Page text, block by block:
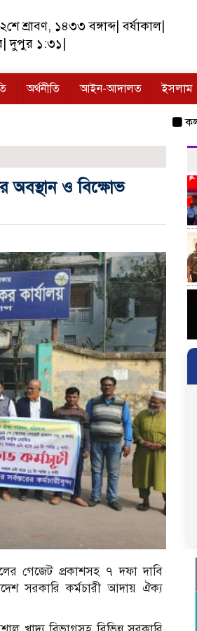
শ্রাবণ, ১৪৩৩ বঙ্গাব্দ| বর্ষাকাল|
দুপুর ১:৩১|
অর্থনীতি আইন-আদালত ইসলাম
অবস্থান ও বিক্ষোভ
গেজেট প্রকাশসহ ৭ দফা দাবি
সরকারি কর্মচারী আদায় ঐক্য